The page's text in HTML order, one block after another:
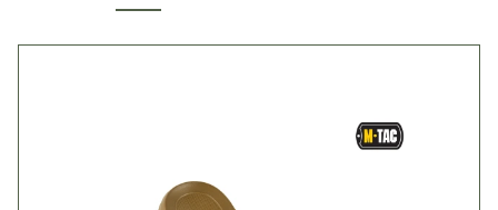
Обране0
Ліхтарі , біноклі та елементи живлення
Ножі та мультитули